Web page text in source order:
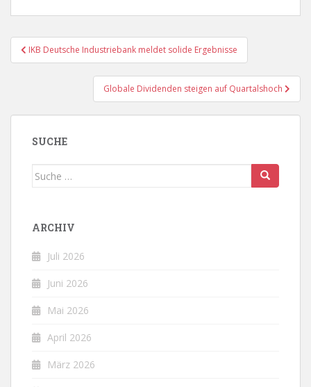
Beitragsnavigation
IKB Deutsche Industriebank meldet solide Ergebnisse
Globale Dividenden steigen auf Quartalshoch
SUCHE
Suche
ARCHIV
Juli 2026
Juni 2026
Mai 2026
April 2026
März 2026